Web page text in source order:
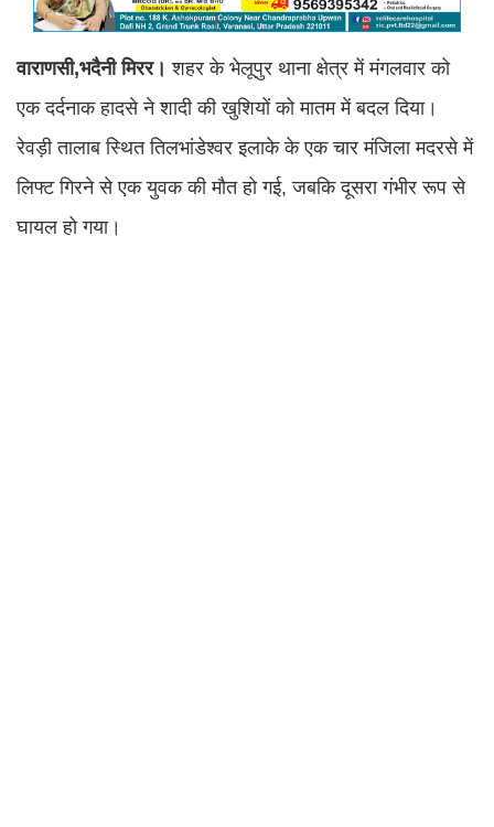
वाराणसी,भदैनी मिरर। शहर के भेलूपुर थाना क्षेत्र में मंगलवार को
एक दर्दनाक हादसे ने शादी की खुशियों को मातम में बदल दिया।
रेवड़ी तालाब स्थित तिलभांडेश्वर इलाके के एक चार मंजिला मदरसे में
लिफ्ट गिरने से एक युवक की मौत हो गई, जबकि दूसरा गंभीर रूप से
घायल हो गया।